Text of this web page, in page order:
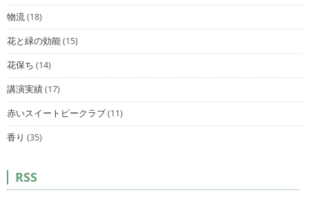
物流(18)
花と緑の効能(15)
花保ち (14)
講演実績(17)
赤いスイートピークラブ(11)
香り (35)
RSS